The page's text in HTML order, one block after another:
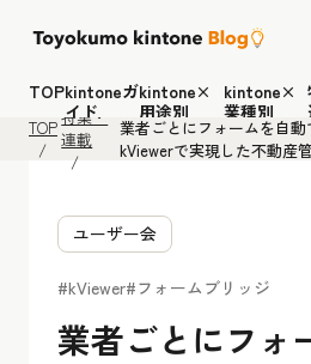
TOPkintoneガ
イド
kintone×
用途別
kintone×
業種別
TOP特集・
連載
業者ごとにフォームを自
kViewerで実現した不動産
ユーザー会
#kViewer#フォームブリッジ
業者ごとにフォ